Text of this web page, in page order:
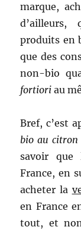
marque,
d’ailleurs,
produits en
que des
non-bio
fortiori au
Bref, c’est
bio au citron
savoir que
France, en
acheter la
en France
tout, et